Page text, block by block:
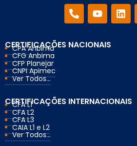
CERTIFICAÇÕES NACIONAIS
CPA Anbima
CFG Anbima
CFP Planejar
CNPI Apimec
Ver Todos...
CERTIFICAÇÕES INTERNACIONAIS
CFA L1
CFA L2
CFA L3
CAIA L1 e L2
Ver Todos...